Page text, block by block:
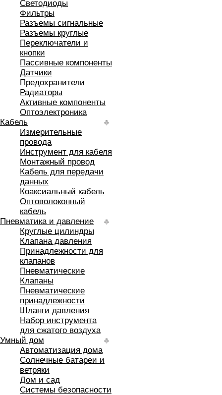
Светодиоды
Фильтры
Разъемы сигнальные
Разъемы круглые
Переключатели и
кнопки
Пассивные компоненты
Датчики
Предохранители
Радиаторы
Активные компоненты
Оптоэлектроника
Кабель
Измерительные
провода
Инструмент для кабеля
Монтажный провод
Кабель для передачи
данных
Коаксиальный кабель
Оптоволоконный
кабель
Пневматика и давление
Круглые цилиндры
Клапана давления
Принадлежности для
клапанов
Пневматические
Клапаны
Пневматические
принадлежности
Шланги давления
Набор инструмента
для сжатого воздуха
Умный дом
Автоматизация дома
Солнечные батареи и
ветряки
Дом и сад
Системы безопасности